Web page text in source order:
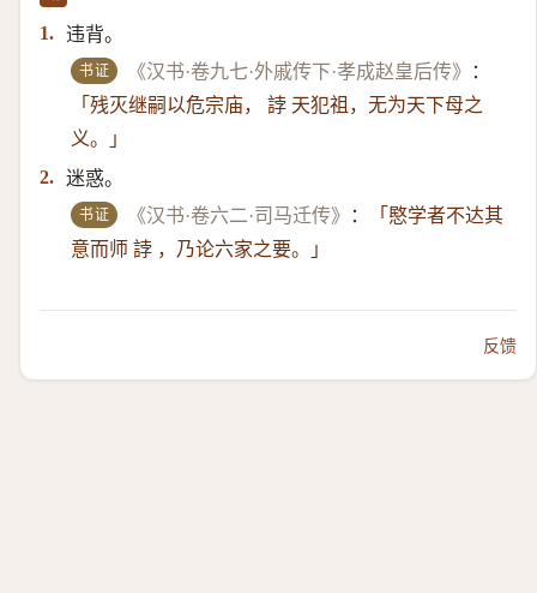
1. 违背。
书证 《汉书·卷九七·外戚传下·孝成赵皇后传》
：
「残灭继嗣以危宗庙， 誖 天犯祖，无为天下母之
义。」
2. 迷惑。
书证 《汉书·卷六二·司马迁传》 ：
「愍学者不达其
意而师 誖 ，乃论六家之要。」
反馈